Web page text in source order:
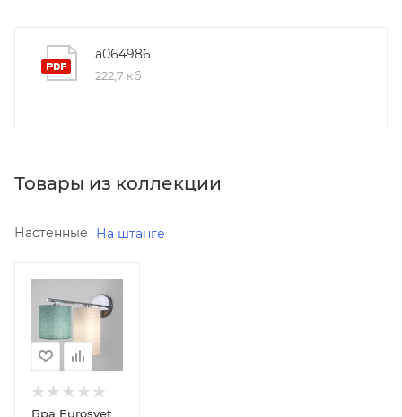
a064986
222,7 кб
Товары из коллекции
Настенные На штанге
цена
5290.00
Реквизиты
Бра,
Товар,
00-
Бра Eurosvet